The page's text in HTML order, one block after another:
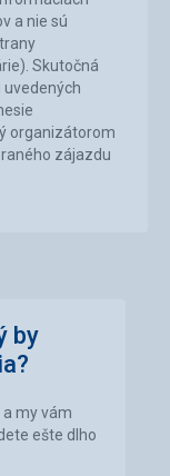
a nie sú
Skutočná
uvedených
organizátorom
zájazdu
by
my vám
ešte dlho